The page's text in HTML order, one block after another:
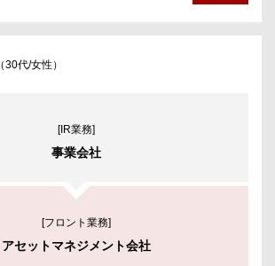
（30代/女性）
[IR業務]
事業会社
[フロント業務]
アセットマネジメント会社